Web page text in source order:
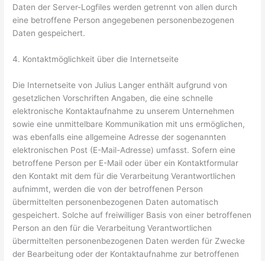
Daten der Server-Logfiles werden getrennt von allen durch
eine betroffene Person angegebenen personenbezogenen
Daten gespeichert.
4. Kontaktmöglichkeit über die Internetseite
Die Internetseite von Julius Langer enthält aufgrund von
gesetzlichen Vorschriften Angaben, die eine schnelle
elektronische Kontaktaufnahme zu unserem Unternehmen
sowie eine unmittelbare Kommunikation mit uns ermöglichen,
was ebenfalls eine allgemeine Adresse der sogenannten
elektronischen Post (E-Mail-Adresse) umfasst. Sofern eine
betroffene Person per E-Mail oder über ein Kontaktformular
den Kontakt mit dem für die Verarbeitung Verantwortlichen
aufnimmt, werden die von der betroffenen Person
übermittelten personenbezogenen Daten automatisch
gespeichert. Solche auf freiwilliger Basis von einer betroffenen
Person an den für die Verarbeitung Verantwortlichen
übermittelten personenbezogenen Daten werden für Zwecke
der Bearbeitung oder der Kontaktaufnahme zur betroffenen